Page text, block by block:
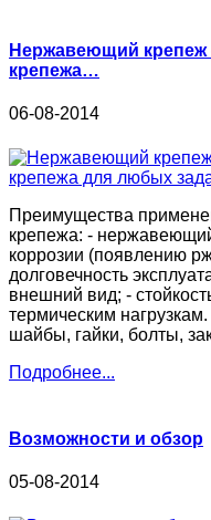
Нержавеющий крепеж
крепежа…
06-08-2014
Преимущества
крепежа: -
коррозии (появлению
долговечность
внешний вид; -
термическим
шайбы, гайки, болты,
Подробнее...
Возможности и обзор
05-08-2014